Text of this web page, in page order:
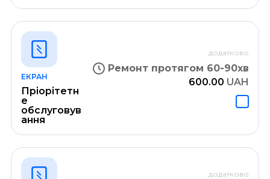
ЕКРАН
Пріорітетн
е
обслуговув
ання
додатково
Ремонт протягом 60-90хв
600.00 UAH
додатково